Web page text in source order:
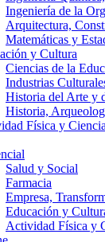
Ingeniería de la
Arquitectura,
Matemáticas y
y Cultura
Ciencias de la
Industrias
Historia del Arte y
Historia,
Física y
Salud y Social
Farmacia
Empresa,
Educación y
Actividad Física y